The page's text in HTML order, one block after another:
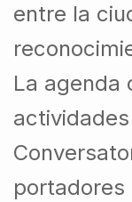
entre la
La agenda
portadores